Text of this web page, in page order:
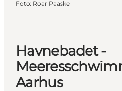
Foto: Roar Paaske
Havnebadet -
Aarhus